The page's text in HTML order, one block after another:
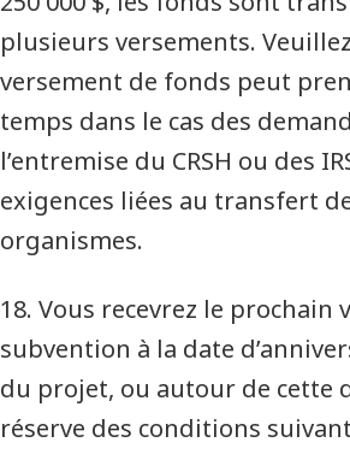
plusieurs versements.
versement de fonds peut
temps dans le cas des
l’entremise du CRSH ou des
exigences liées au transfert
organismes.
18. Vous recevrez le prochain
subvention à la date
du projet, ou autour de cette
réserve des conditions